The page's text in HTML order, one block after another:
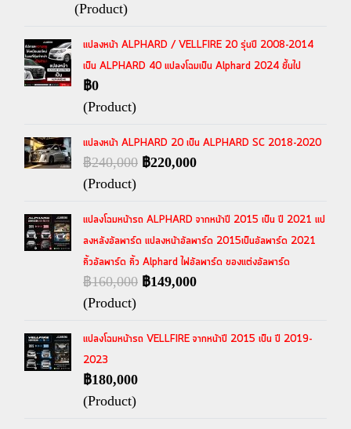
(Product)
แปลงหน้า ALPHARD / VELLFIRE 20 รุ่นปี 2008-2014
เป็น ALPHARD 40 แปลงโฉมเป็น Alphard 2024 ขึ้นไป
฿0
(Product)
แปลงหน้า ALPHARD 20 เป็น ALPHARD SC 2018-2020
฿240,000 ฿220,000
(Product)
แปลงโฉมหน้ารถ ALPHARD จากหน้าปี 2015 เป็น ปี 2021 แป
ลงหลังอัลพาร์ด แปลงหน้าอัลพาร์ด 2015เป็นอัลพาร์ด 2021
คิ้วอัลพาร์ด คิ้ว Alphard ไฟอัลพาร์ด ของแต่งอัลพาร์ด
฿160,000 ฿149,000
(Product)
แปลงโฉมหน้ารถ VELLFIRE จากหน้าปี 2015 เป็น ปี 2019-
2023
฿180,000
(Product)